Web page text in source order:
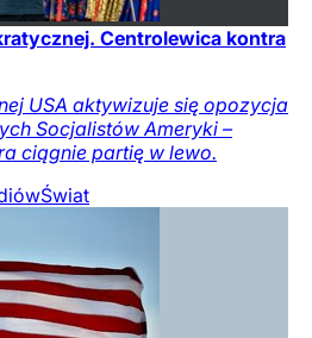
Centrolewica kontra
USA aktywizuje się opozycja
Socjalistów Ameryki –
ciągnie partię w lewo.
Świat